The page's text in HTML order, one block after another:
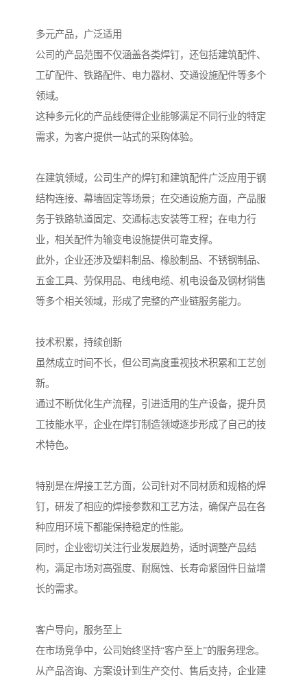
多元产品，广泛适用
公司的产品范围不仅涵盖各类焊钉，还包括建筑配件、
工矿配件、铁路配件、电力器材、交通设施配件等多个
领域。
这种多元化的产品线使得企业能够满足不同行业的特定
需求，为客户提供一站式的采购体验。
在建筑领域，公司生产的焊钉和建筑配件广泛应用于钢
结构连接、幕墙固定等场景；在交通设施方面，产品服
务于铁路轨道固定、交通标志安装等工程；在电力行
业，相关配件为输变电设施提供可靠支撑。
此外，企业还涉及塑料制品、橡胶制品、不锈钢制品、
五金工具、劳保用品、电线电缆、机电设备及钢材销售
等多个相关领域，形成了完整的产业链服务能力。
技术积累，持续创新
虽然成立时间不长，但公司高度重视技术积累和工艺创
新。
通过不断优化生产流程，引进适用的生产设备，提升员
工技能水平，企业在焊钉制造领域逐步形成了自己的技
术特色。
特别是在焊接工艺方面，公司针对不同材质和规格的焊
钉，研发了相应的焊接参数和工艺方法，确保产品在各
种应用环境下都能保持稳定的性能。
同时，企业密切关注行业发展趋势，适时调整产品结
构，满足市场对高强度、耐腐蚀、长寿命紧固件日益增
长的需求。
客户导向，服务至上
在市场竞争中，公司始终坚持“客户至上”的服务理念。
从产品咨询、方案设计到生产交付、售后支持，企业建